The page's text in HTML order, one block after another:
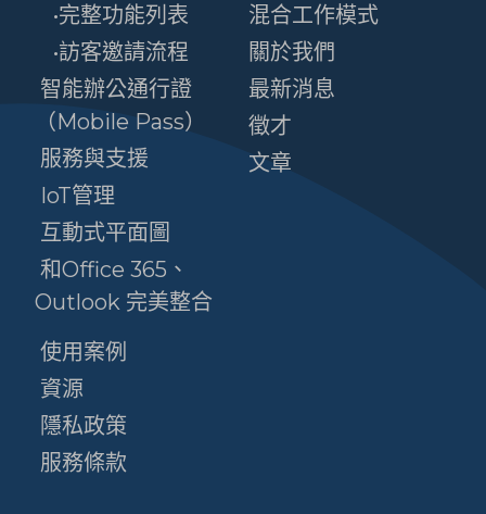
•完整功能列表
•訪客邀請流程
智能辦公通行證
（Mobile Pass）
服務與支援
IoT管理
互動式平面圖
和Office 365、
Outlook 完美整合
使用案例
資源
隱私政策
服務條款
混合工作模式
關於我們
最新消息
徵才
文章